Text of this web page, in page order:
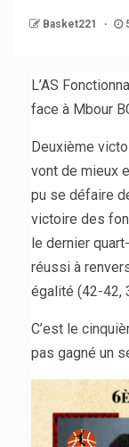
Basket221
L’AS
face à Mbour
Deuxième
vont de mieux
pu se défaire
victoire des
le dernier
réussi à
égalité (42-42,
C’est le
pas gagné un